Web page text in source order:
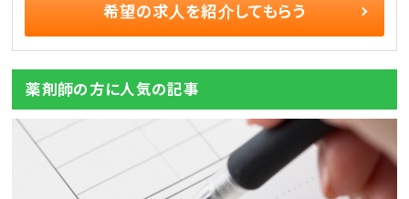
希望の求人を紹介してもらう
薬剤師の方に人気の記事